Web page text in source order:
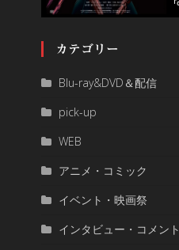
カテゴリー
Blu-ray&DVD＆配信
pick-up
WEB
アニメ・コミック
イベント・映画祭
インタビュー・コメント